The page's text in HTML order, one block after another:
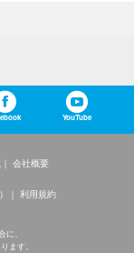
YouTube
会社概要
利用規約
、
ます。